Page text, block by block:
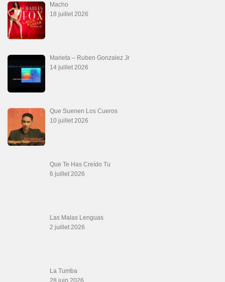
Macho
18 juillet 2026
Marieta – Ruben Gonzalez Jr
14 juillet 2026
Que Suenen Los Cueros
10 juillet 2026
Que Te Has Creído Tu
6 juillet 2026
Las Malas Lenguas
2 juillet 2026
La Tumba
28 juin 2026